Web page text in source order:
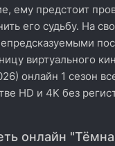
ему предстоит
его судьбу. На
виртуального
онлайн 1 сезон
HD и 4K без
онлайн